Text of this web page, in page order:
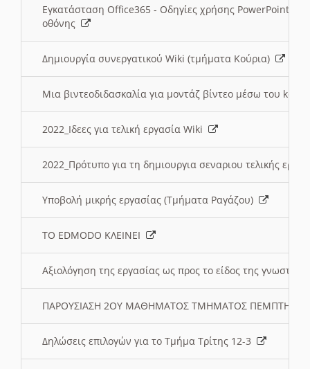
Εγκατάσταση Office365 - Οδηγίες χρήσης PowerPoint
οθόνης
Δημιουργία συνεργατικού Wiki (τμήματα Κούρια)
Μια βιντεοδιδασκαλία για μοντάζ βίντεο μέσω του
2022_Ιδεες για τελική εργασία Wiki
2022_Πρότυπο για τη δημιουργια σεναριου τελικής
Υποβολή μικρής εργασίας (Τμήματα Ραγάζου)
ΤΟ EDMODO ΚΛΕΙΝΕΙ
Αξιολόγηση της εργασίας ως προς το είδος της
ΠΑΡΟΥΣΙΑΣΗ 2ΟΥ ΜΑΘΗΜΑΤΟΣ ΤΜΗΜΑΤΟΣ
Δηλώσεις επιλογών για το Τμήμα Τρίτης 12-3